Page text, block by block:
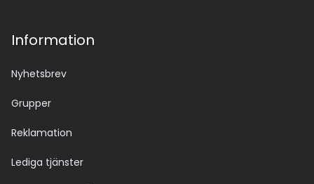
Information
Nyhetsbrev
Grupper
Reklamation
Lediga tjänster